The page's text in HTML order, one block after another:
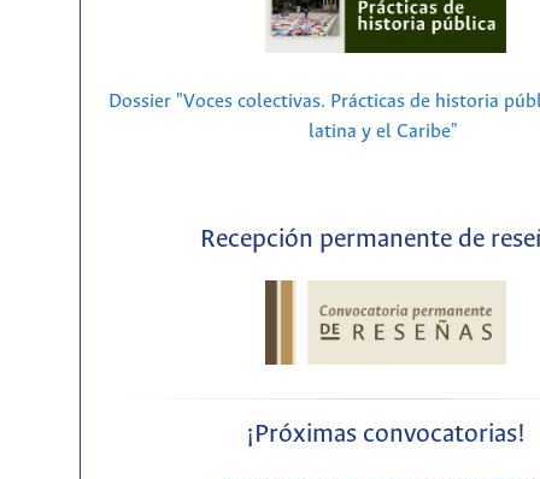
Dossier "Voces colectivas. Prácticas de historia
latina y el Caribe"
Recepción permanente de
¡Próximas convocatorias!